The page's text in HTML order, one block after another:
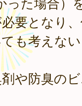
要となり
も考えな
や防臭の